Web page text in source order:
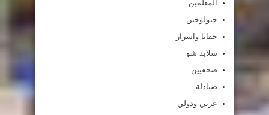
المعلمين
جيولوجين
خفايا واسرار
سلايد شو
صحفيين
صيادلة
عربي ودولي